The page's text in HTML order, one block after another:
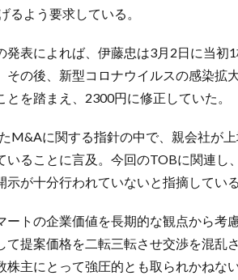
るよう要求している。
発表によれば、伊藤忠は3月2日に当初
その後、新型コロナウイルスの感染拡
を踏まえ、2300円に修正していた。
M&Aに関する指針の中で、親会社が
いることに言及。今回のTOBに関連し
が十分行われていないと指摘している
ートの企業価値を長期的な観点から考
て提案価格を二転三転させ交渉を混乱
株主にとって強圧的とも取られかねな